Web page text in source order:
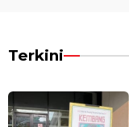
Terkini